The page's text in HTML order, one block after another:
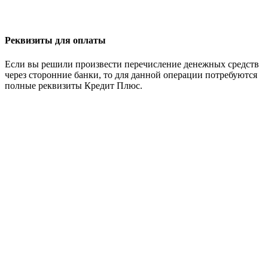
Реквизиты для оплаты
Если вы решили произвести перечисление денежных средств
через сторонние банки, то для данной операции потребуются
полные реквизиты Кредит Плюс.